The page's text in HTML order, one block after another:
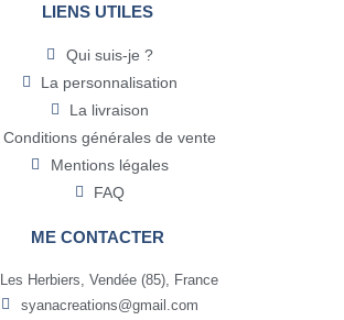
LIENS UTILES
Qui suis-je ?
La personnalisation
La livraison
Conditions générales de vente
Mentions légales
FAQ
ME CONTACTER
Les Herbiers, Vendée (85), France
syanacreations@gmail.com